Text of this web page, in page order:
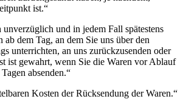
ist.“
unverzüglich und in jedem Fall spätestens
ab dem Tag, an dem Sie uns über den
unterrichten, an uns zurückzusenden oder
ist gewahrt, wenn Sie die Waren vor Ablauf
absenden.“
Kosten der Rücksendung der Waren.“